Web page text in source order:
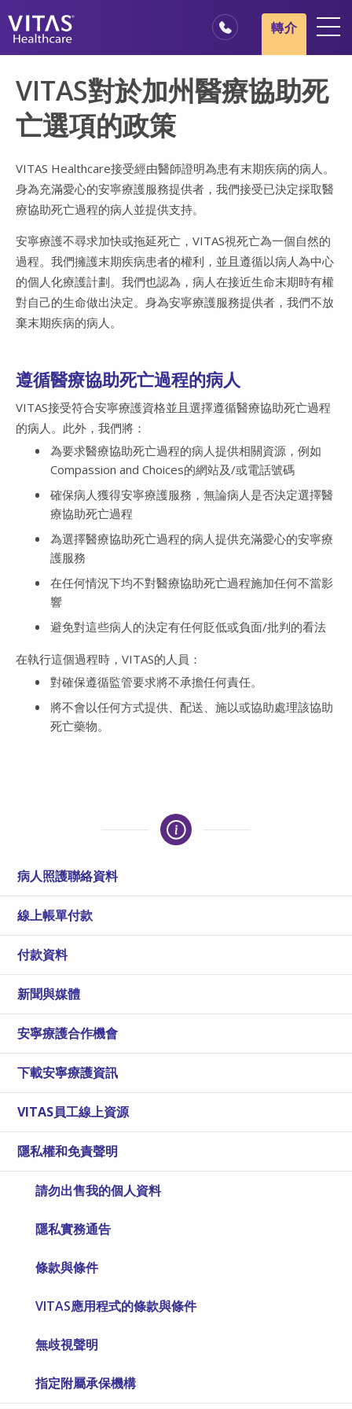
安寧療護基本概述
我們的服務
醫療服務專業人員
家庭與照顧者
轉介
VITAS對於加州醫療協助死
亡選項的政策
VITAS Healthcare接受經由醫師證明為患有末期疾病的病人。
身為充滿愛心的安寧療護服務提供者，我們接受已決定採取醫
療協助死亡過程的病人並提供支持。
安寧療護不尋求加快或拖延死亡，VITAS視死亡為一個自然的
過程。我們擁護末期疾病患者的權利，並且遵循以病人為中心
的個人化療護計劃。我們也認為，病人在接近生命末期時有權
對自己的生命做出決定。身為安寧療護服務提供者，我們不放
棄末期疾病的病人。
遵循醫療協助死亡過程的病人
VITAS接受符合安寧療護資格並且選擇遵循醫療協助死亡過程
的病人。此外，我們將：
為要求醫療協助死亡過程的病人提供相關資源，例如
Compassion and Choices的網站及/或電話號碼
確保病人獲得安寧療護服務，無論病人是否決定選擇醫
療協助死亡過程
為選擇醫療協助死亡過程的病人提供充滿愛心的安寧療
護服務
在任何情況下均不對醫療協助死亡過程施加任何不當影
響
避免對這些病人的決定有任何貶低或負面/批判的看法
在執行這個過程時，VITAS的人員：
對確保遵循監管要求將不承擔任何責任。
將不會以任何方式提供、配送、施以或協助處理該協助
死亡藥物。
病人照護聯絡資料
線上帳單付款
付款資料
新聞與媒體
安寧療護合作機會
下載安寧療護資訊
VITAS員工線上資源
隱私權和免責聲明
請勿出售我的個人資料
隱私實務通告
條款與條件
VITAS應用程式的條款與條件
無歧視聲明
指定附屬承保機構